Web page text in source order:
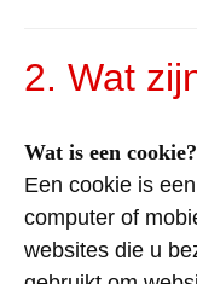
2. Wat
Wat is een cookie?
Een cookie is
computer of
websites die u